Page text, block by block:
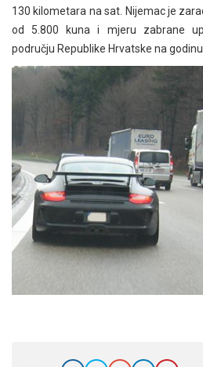
130 kilometara na sat. Nijemac je
od 5.800 kuna i mjeru zabrane
području Republike Hrvatske na